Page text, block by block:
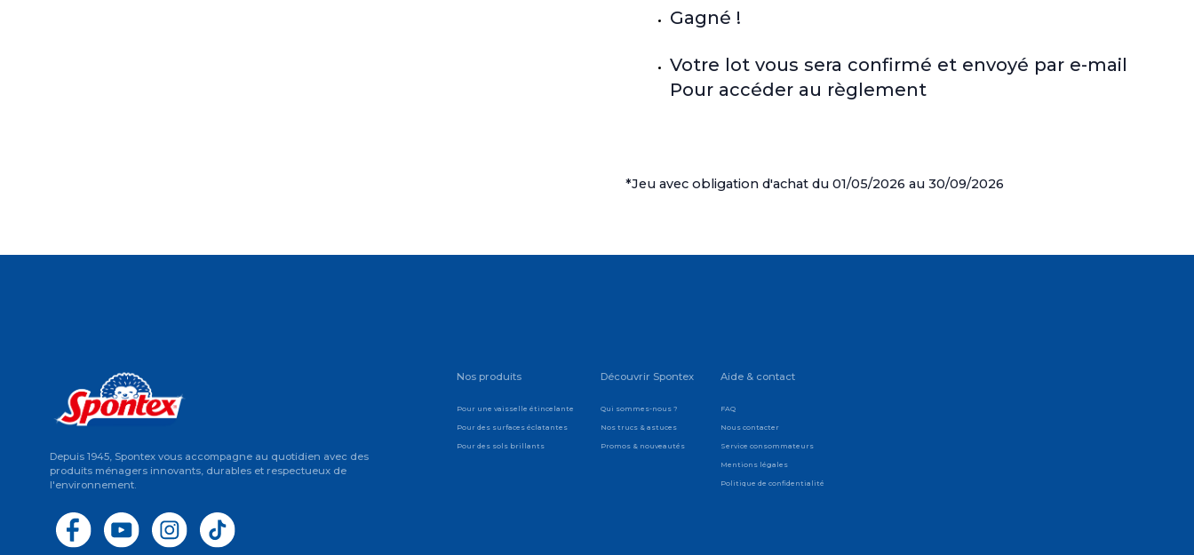
Gagné !
Votre lot vous sera confirmé et envoyé par e-mail
Pour accéder au règlement
*Jeu avec obligation d'achat du 01/05/2026 au 30/09/2026
Depuis 1945, Spontex vous accompagne au quotidien avec des
produits ménagers innovants, durables et respectueux de
l'environnement.
Nos produits
Pour une vaisselle étincelante
Pour des surfaces éclatantes
Pour des sols brillants
Découvrir Spontex
Qui sommes-nous ?
Nos trucs & astuces
Promos & nouveautés
Aide & contact
FAQ
Nous contacter
Service consommateurs
Mentions légales
Politique de confidentialité